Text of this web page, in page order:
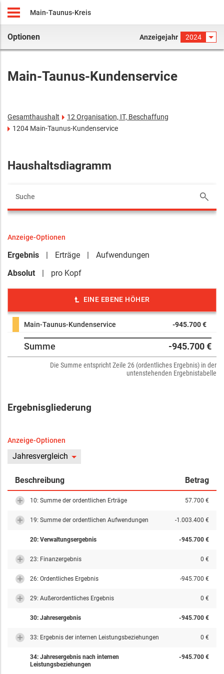
Main-Taunus-Kreis
Optionen Anzeigejahr 2024
Main-Taunus-Kundenservice
Gesamthaushalt
12 Organisation, IT, Beschaffung
1204 Main-Taunus-Kundenservice
Haushaltsdiagramm
Anzeige-Optionen
Ergebnis Erträge
Aufwendungen
Absolut
pro Kopf
EINE EBENE HÖHER
Main-Taunus-Kundenservice -945.700 €
Summe -945.700 €
Die Summe entspricht Zeile 26 (ordentliches Ergebnis) in der
untenstehenden Ergebnistabelle
Ergebnisgliederung
Anzeige-Optionen
Jahresvergleich
Beschreibung Betrag
10: Summe der ordentlichen Erträge 57.700 €
19: Summe der ordentlichen Aufwendungen -1.003.400 €
20: Verwaltungsergebnis -945.700 €
23: Finanzergebnis 0 €
26: Ordentliches Ergebnis -945.700 €
29: Außerordentliches Ergebnis 0 €
30: Jahresergebnis -945.700 €
33: Ergebnis der internen Leistungsbeziehungen 0 €
34: Jahresergebnis nach internen
Leistungsbeziehungen
-945.700 €